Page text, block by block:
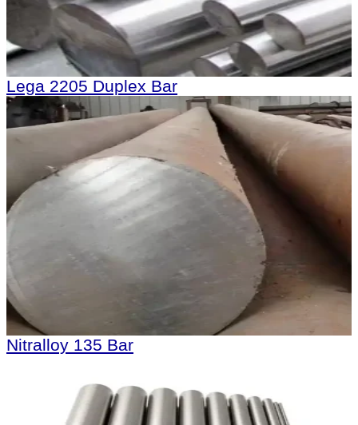
Lega 2205 Duplex Bar
Nitralloy 135 Bar